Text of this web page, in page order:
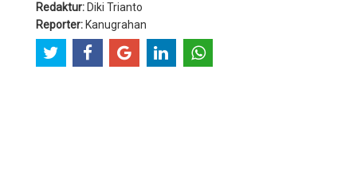
Redaktur: Diki Trianto
Reporter: Kanugrahan